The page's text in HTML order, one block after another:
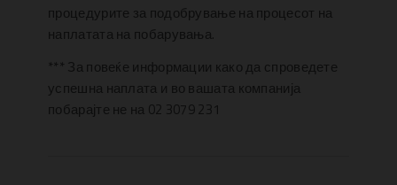
процедурите за подобрување на процесот на
наплатата на побарувања.
*** За повеќе информации како да спроведете
успешна наплата и во вашата компанија
побарајте не на 02 3079 231